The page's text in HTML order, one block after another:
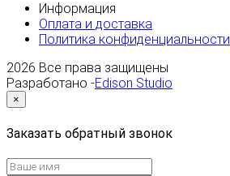
Информация
Оплата и доставка
Политика конфиденциальности
2026 Все права защищены
Разработано -Edison Studio
×
Заказать обратный звонок